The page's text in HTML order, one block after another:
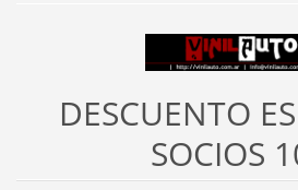
DESCUENTO
SOCIOS